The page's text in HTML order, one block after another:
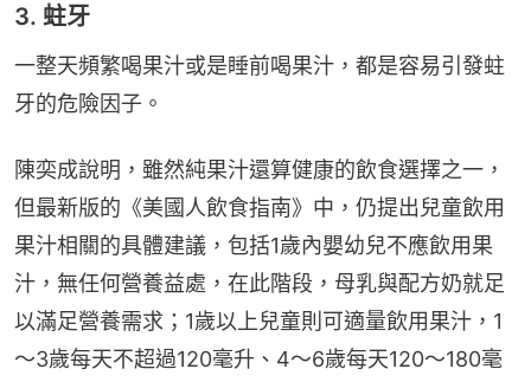
3. 蛀牙
一整天頻繁喝果汁或是睡前喝果汁，都是容易引發蛀
牙的危險因子。
陳奕成說明，雖然純果汁還算健康的飲食選擇之一，
但最新版的《美國人飲食指南》中，仍提出兒童飲用
果汁相關的具體建議，包括1歲內嬰幼兒不應飲用果
汁，無任何營養益處，在此階段，母乳與配方奶就足
以滿足營養需求；1歲以上兒童則可適量飲用果汁，1
～3歲每天不超過120毫升、4～6歲每天120～180毫